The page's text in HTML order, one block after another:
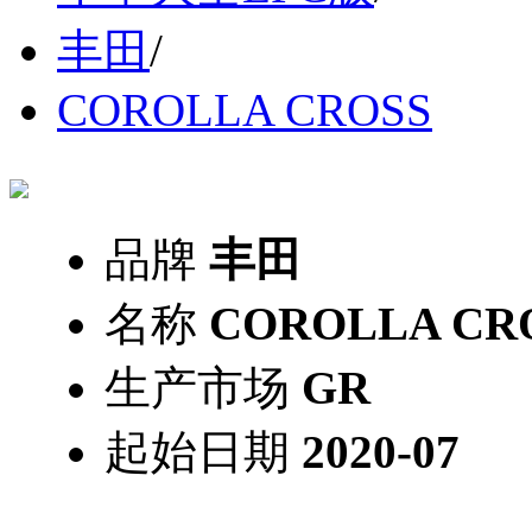
丰田 /
COROLLA CROSS
品牌 丰田
名称 COROLLA
生产市场 GR
起始日期 2020-07